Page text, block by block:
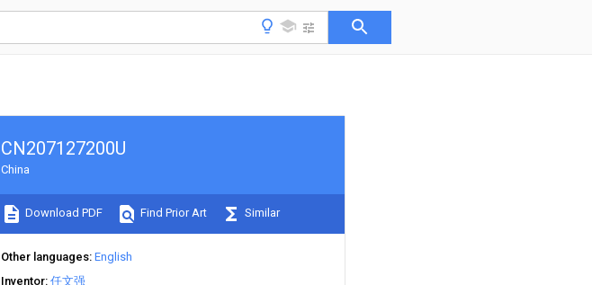
CN207127200U
China
Download PDF Find Prior Art Similar
Other languages English
Inventor 任文强